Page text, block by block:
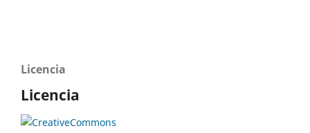
Licencia
Licencia